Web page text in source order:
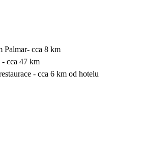
Palmar- cca 8 km
cca 47 km
- cca 6 km od hotelu